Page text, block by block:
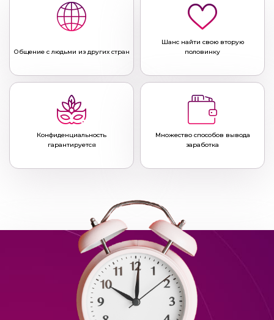
Общение с людьми из других стран
Шанс найти свою вторую
половинку
Конфиденциальность
гарантируется
Множество способов вывода
заработка